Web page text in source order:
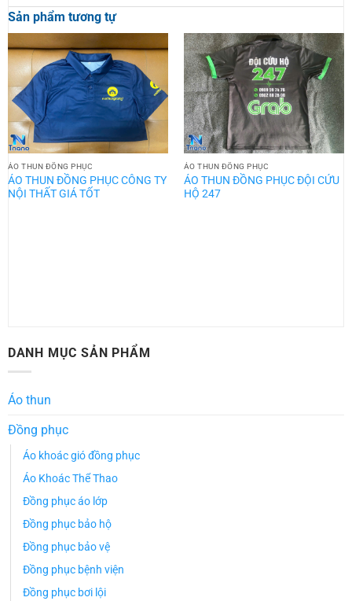
Sản phẩm tương tự
ÁO THUN ĐỒNG PHỤC
ÁO THUN ĐỒNG PHỤC CÔNG TY
NỘI THẤT GIÁ TỐT
ÁO THUN ĐỒNG PHỤC
ÁO THUN ĐỒNG PHỤC ĐỘI CỨU
HỘ 247
DANH MỤC SẢN PHẨM
Áo thun
Đồng phục
Áo khoác gió đồng phục
Áo Khoác Thể Thao
Đồng phục áo lớp
Đồng phục bảo hộ
Đồng phục bảo vệ
Đồng phục bệnh viện
Đồng phục bơi lội